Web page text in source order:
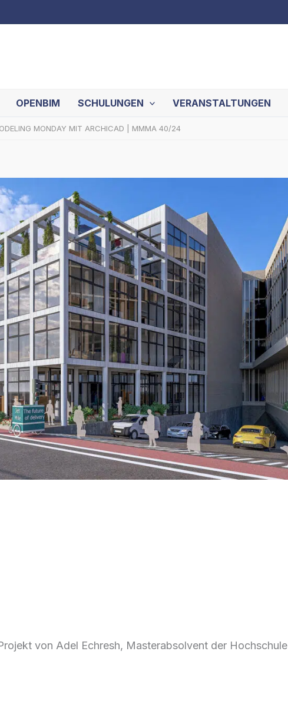
OPENBIM SCHULUNGEN VERANSTALTUNGEN
MONDAY MIT ARCHICAD | MMMA 40/24
von Adel Echresh, Masterabsolvent der Hochschule